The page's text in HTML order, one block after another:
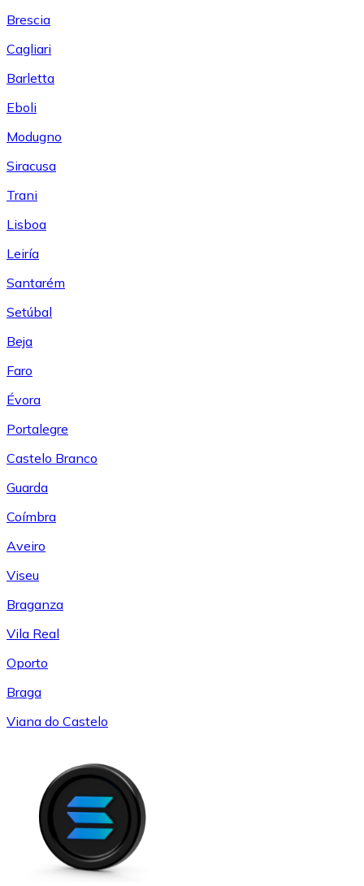
Brescia
Cagliari
Barletta
Eboli
Modugno
Siracusa
Trani
Lisboa
Leiría
Santarém
Setúbal
Beja
Faro
Évora
Portalegre
Castelo Branco
Guarda
Coímbra
Aveiro
Viseu
Braganza
Vila Real
Oporto
Braga
Viana do Castelo